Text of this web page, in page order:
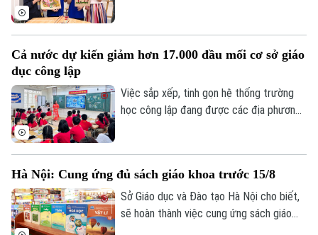
Chuyên mục
Thời sự
Hà Nội
Chính trị
Hà Nội
Nhịp sống Hà Nội
dục và cùng vun đắp tình hữu nghị từ
trường học đường.
Cả nước dự kiến giảm hơn 17.000 đầu mối cơ sở giáo
dục công lập
Việc sắp xếp, tinh gọn hệ thống trường
học công lập đang được các địa phương
hơn 17.000 đầu mối cơ sở giáo dục công
lập, song vẫn bảo đảm quyền học tập của
học sinh, đặc biệt ở vùng khó khăn.
Hà Nội: Cung ứng đủ sách giáo khoa trước 15/8
Sở Giáo dục và Đào tạo Hà Nội cho biết,
sẽ hoàn thành việc cung ứng sách giáo